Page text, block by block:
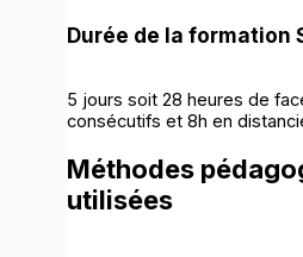
Durée de la formation
5 jours soit 28 heures de
consécutifs et 8h en
Méthodes
utilisées